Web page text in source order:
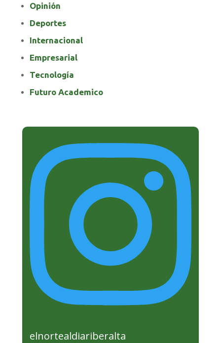
Opinión
Deportes
Internacional
Empresarial
Tecnología
Futuro Academico
elnortealdiariberalta